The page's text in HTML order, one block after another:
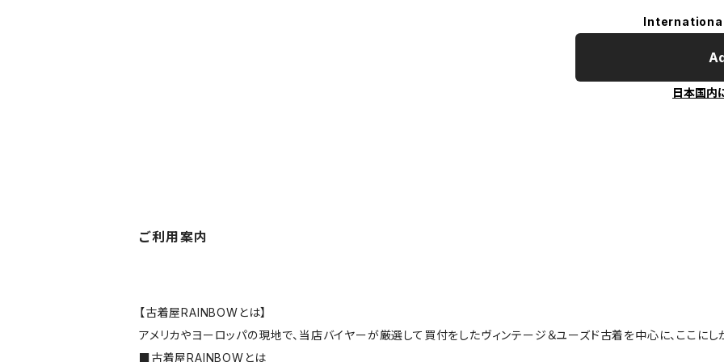
日本国内
ご利用案内
【古着屋RAINBOWとは】
アメリカやヨーロッパの現地で、当店バイヤーが厳選して買付をしたヴィンテージ＆ユーズド古着を中心に、ここに
■古着屋RAINBOWとは